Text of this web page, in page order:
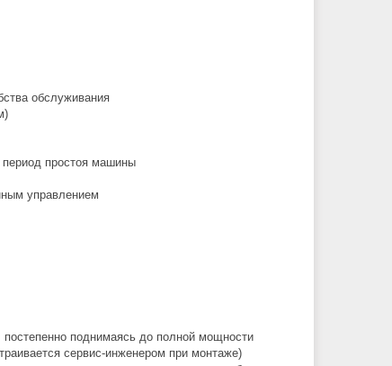
обслуживания
простоя машины
управлением
поднимаясь до полной мощности
сервис-инженером при монтаже)